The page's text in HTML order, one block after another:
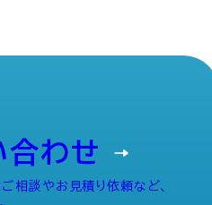
合わせ
相談やお見積り依頼など、